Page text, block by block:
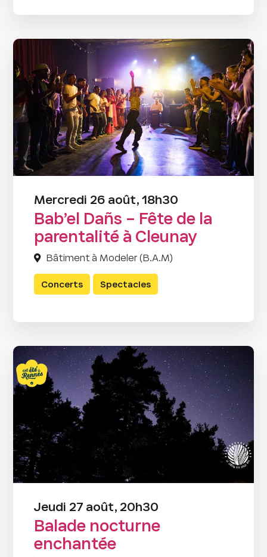
Mercredi 26 août, 18h30
Bab’el Dañs – Fête de la
parentalité à Cleunay
Bâtiment à Modeler (B.A.M)
Concerts Spectacles
Jeudi 27 août, 20h30
Balade nocturne
enchantée